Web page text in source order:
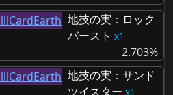
地技の実：ロック
バースト
1
2.703%
地技の実：サンド
ツイスター
1